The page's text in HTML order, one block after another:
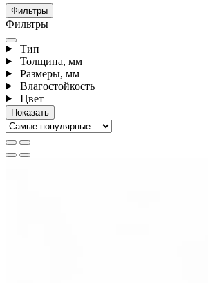
Фильтры
Фильтры
Тип
Толщина, мм
Размеры, мм
Влагостойкость
Цвет